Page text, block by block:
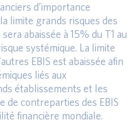
d’importance
limite grands risques des
abaissée à 15% du T1 au
systémique. La limite
EBIS est abaissée afin
liés aux
établissements et les
de contreparties des EBIS
financière mondiale.